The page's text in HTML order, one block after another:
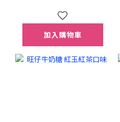
加入購物車